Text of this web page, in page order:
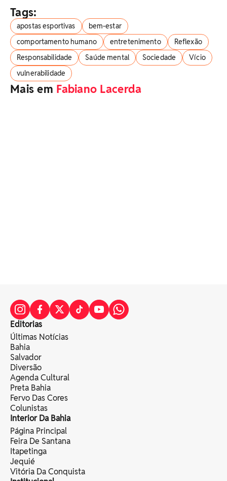
Tags:
apostas esportivas
bem-estar
comportamento humano
entretenimento
Reflexão
Responsabilidade
Saúde mental Sociedade
Vício
vulnerabilidade
Mais em Fabiano Lacerda
Editorias
Últimas Notícias
Bahia
Salvador
Diversão
Agenda Cultural
Preta Bahia
Fervo Das Cores
Colunistas
Interior Da Bahia
Página Principal
Feira De Santana
Itapetinga
Jequié
Vitória Da Conquista